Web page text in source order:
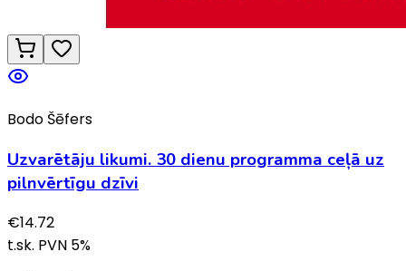
Bodo Šēfers
Uzvarētāju likumi. 30 dienu programma ceļā uz
pilnvērtīgu dzīvi
€14.72
t.sk. PVN 5%